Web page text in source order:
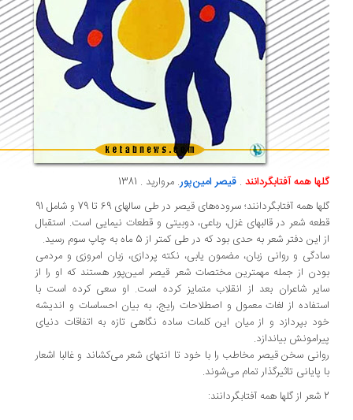
همه آفتابگردانند.قیصر امین‌پور. مروارید . 1381
گلها همه آفتابگردانند؛ سروده‌های قیصر در طی سالهای 69 تا 79 و شامل 91
شعر در قالبهای غزل، رباعی، دوبیتی و قطعات نیمایی است. استقبال
دفتر شعر به حدی بود که در طی کمتر از 5 ماه به چاپ سوم رسید.
و روانی زبان، مضمون یابی، نکته پردازی، زبان امروزی و مردمی
از جمله مهمترین مختصات شعر قیصر امین‌پور هستند که او را از
شاعران بعد از انقلاب متمایز کرده است. او سعی کرده است با
از لغات معمول و اصطلاحات رایج، به بیان احساسات و اندیشه
بپردازد و از میان این کلمات ساده نگاهی تازه به اتفاقات دنیای
بیاندازد.
سخن قیصر مخاطب را با خود تا انتهای شعر می‌کشاند و غالبا اشعار
پایانی تاثیرگذار تمام می‌شوند.